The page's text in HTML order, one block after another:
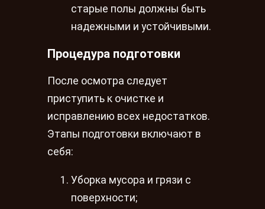
старые полы должны быть
надежными и устойчивыми.
Процедура подготовки
После осмотра следует
приступить к очистке и
исправлению всех недостатков.
Этапы подготовки включают в
себя:
Уборка мусора и грязи с
поверхности;